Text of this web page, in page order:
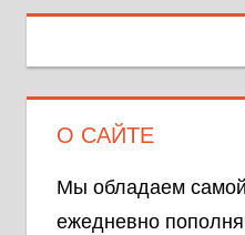
О САЙТЕ
Мы обладаем
ежедневно